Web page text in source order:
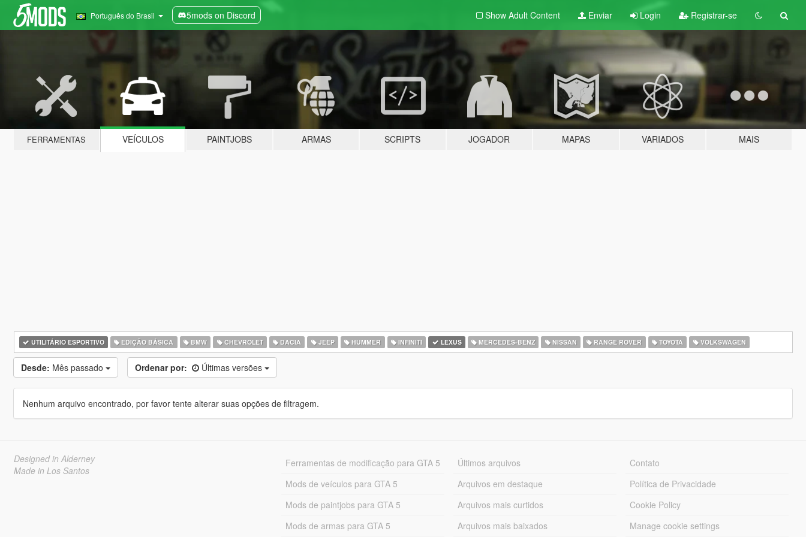
Português do Brasil 5mods on Discord Show Adult Content Enviar Login Registrar-se
FERRAMENTAS VEÍCULOS PAINTJOBS ARMAS SCRIPTS JOGADOR MAPAS VARIADOS MAIS
UTILITÁRIO ESPORTIVO EDIÇÃO BÁSICA BMW CHEVROLET DACIA JEEP HUMMER INFINITI LEXUS MERCEDES-BENZ NISSAN RANGE ROVER TOYOTA VOLKSWAGEN
Desde: Mês passado Ordenar por: Últimas versões
Nenhum arquivo encontrado, por favor tente alterar suas opções de filtragem.
Designed in Alderney
Made in Los Santos
Ferramentas de modificação para GTA 5
Mods de veículos para GTA 5
Mods de paintjobs para GTA 5
Mods de armas para GTA 5
Últimos arquivos
Arquivos em destaque
Arquivos mais curtidos
Arquivos mais baixados
Contato
Política de Privacidade
Cookie Policy
Manage cookie settings